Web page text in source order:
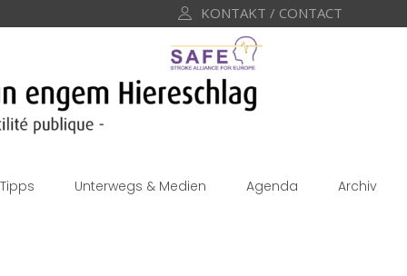
KONTAKT / CONTACT
Tipps Unterwegs & Medien Agenda Archiv